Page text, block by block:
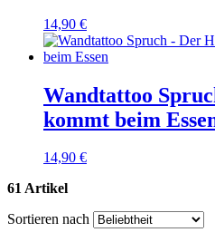
14,90 €
Wandtattoo
kommt beim
14,90 €
61 Artikel
Sortieren nach